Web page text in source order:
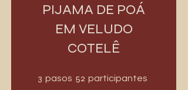
PIJAMA DE POÁ
EM VELUDO
COTELÊ
3 pasos 52 participantes